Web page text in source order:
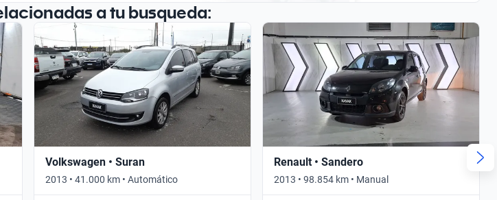
a tu busqueda:
Volkswagen • Suran
2013 • 41.000 km • Automático
Renault • Sandero
2013 • 98.854 km • Manual